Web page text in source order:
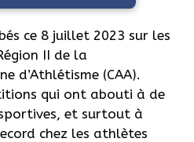
ce 8 juillet 2023 sur les
II de la
d’Athlétisme (CAA).
qui ont abouti à de
et surtout à
chez les athlètes